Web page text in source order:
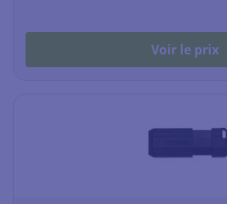
Voir le prix